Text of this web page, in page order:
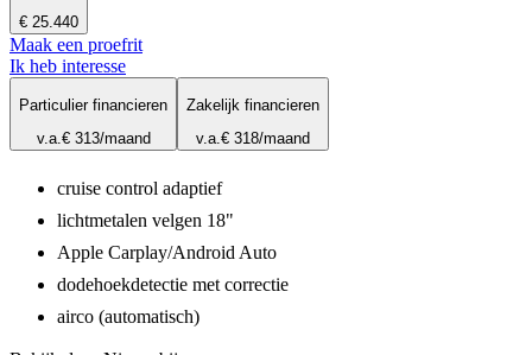
€ 25.440
Maak een proefrit
Ik heb interesse
Particulier financieren
v.a.€ 313/maand
Zakelijk financieren
v.a.€ 318/maand
cruise control adaptief
lichtmetalen velgen 18"
Apple Carplay/Android Auto
dodehoekdetectie met correctie
airco (automatisch)